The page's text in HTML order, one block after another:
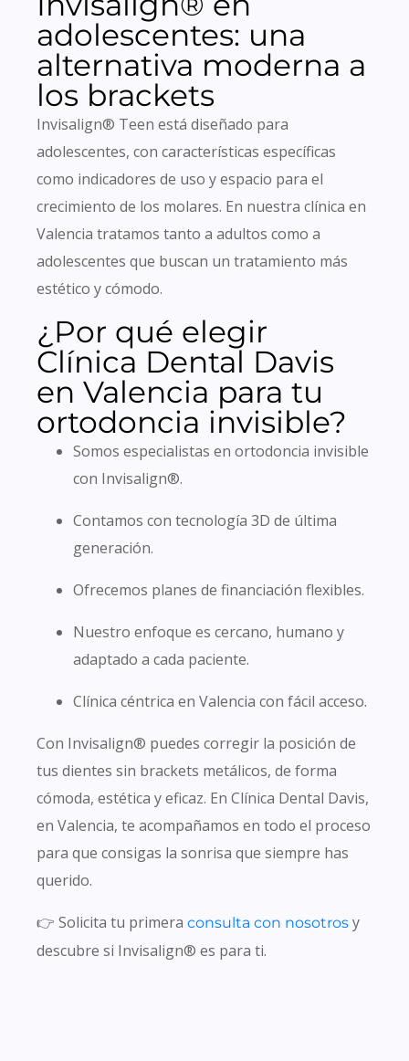
adolescentes: una
alternativa moderna a
los brackets
Invisalign® Teen está diseñado para
adolescentes, con características específicas
como indicadores de uso y espacio para el
crecimiento de los molares. En nuestra clínica en
Valencia tratamos tanto a adultos como a
adolescentes que buscan un tratamiento más
estético y cómodo.
¿Por qué elegir
Clínica Dental Davis
en Valencia para tu
ortodoncia invisible?
Somos especialistas en ortodoncia invisible
con Invisalign®.
Contamos con tecnología 3D de última
generación.
Ofrecemos planes de financiación flexibles.
Nuestro enfoque es cercano, humano y
adaptado a cada paciente.
Clínica céntrica en Valencia con fácil acceso.
Con Invisalign® puedes corregir la posición de
tus dientes sin brackets metálicos, de forma
cómoda, estética y eficaz. En Clínica Dental Davis,
en Valencia, te acompañamos en todo el proceso
para que consigas la sonrisa que siempre has
querido.
👉 Solicita tu primera consulta con nosotros y
descubre si Invisalign® es para ti.